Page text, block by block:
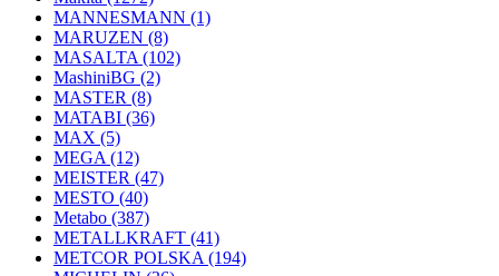
MANNESMANN (1)
MARUZEN (8)
MASALTA (102)
MashiniBG (2)
MASTER (8)
MATABI (36)
MAX (5)
MEGA (12)
MEISTER (47)
MESTO (40)
Metabo (387)
METALLKRAFT (41)
METCOR POLSKA (194)